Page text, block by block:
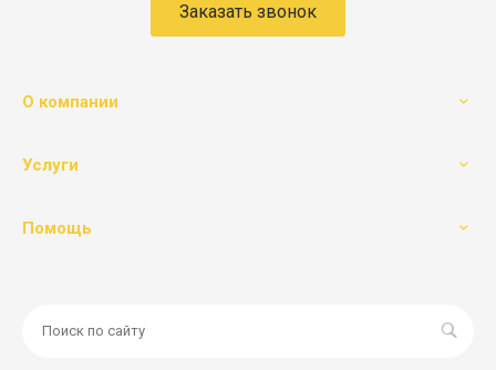
Заказать звонок
О компании
Услуги
Помощь